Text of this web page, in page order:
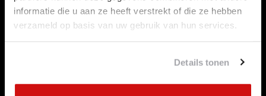
informatie die u aan ze heeft verstrekt of die ze hebben
verzameld op basis van uw gebruik van hun services.
Details tonen
Privacy Policy
Verzenden & retourneren